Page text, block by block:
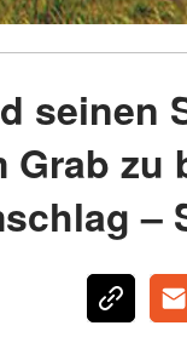
seinen
zu
–